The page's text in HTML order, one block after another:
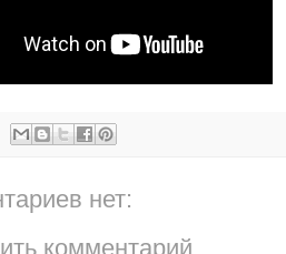
нет:
комментарий